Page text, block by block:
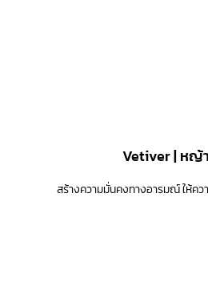
Vetiver | หญ้
สร้างความมั่นคงทางอารมณ์ ให้ค